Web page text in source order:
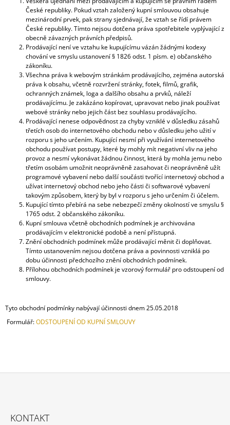
České republiky. Pokud vztah založený kupní smlouvou obsahuje
mezinárodní prvek, pak strany sjednávají, že vztah se řídí právem
České republiky. Tímto nejsou dotčena práva spotřebitele vyplývající z
obecně závazných právních předpisů.
Prodávající není ve vztahu ke kupujícímu vázán žádnými kodexy
chování ve smyslu ustanovení § 1826 odst. 1 písm. e) občanského
zákoníku.
Všechna práva k webovým stránkám prodávajícího, zejména autorská
práva k obsahu, včetně rozvržení stránky, fotek, filmů, grafik,
ochranných známek, loga a dalšího obsahu a prvků, náleží
prodávajícímu. Je zakázáno kopírovat, upravovat nebo jinak používat
webové stránky nebo jejich část bez souhlasu prodávajícího.
Prodávající nenese odpovědnost za chyby vzniklé v důsledku zásahů
třetích osob do internetového obchodu nebo v důsledku jeho užití v
rozporu s jeho určením. Kupující nesmí při využívání internetového
obchodu používat postupy, které by mohly mít negativní vliv na jeho
provoz a nesmí vykonávat žádnou činnost, která by mohla jemu nebo
třetím osobám umožnit neoprávněně zasahovat či neoprávněně užít
programové vybavení nebo další součásti tvořící internetový obchod a
užívat internetový obchod nebo jeho části či softwarové vybavení
takovým způsobem, který by byl v rozporu s jeho určením či účelem.
Kupující tímto přebírá na sebe nebezpečí změny okolností ve smyslu §
1765 odst. 2 občanského zákoníku.
Kupní smlouva včetně obchodních podmínek je archivována
prodávajícím v elektronické podobě a není přístupná.
Znění obchodních podmínek může prodávající měnit či doplňovat.
Tímto ustanovením nejsou dotčena práva a povinnosti vzniklá po
dobu účinnosti předchozího znění obchodních podmínek.
Přílohou obchodních podmínek je vzorový formulář pro odstoupení od
smlouvy.
Tyto obchodní podmínky nabývají účinnosti dnem 25.05.2018
Formulář:ODSTOUPENÍ OD KUPNÍ SMLOUVY
KONTAKT